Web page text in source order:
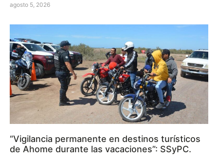
agosto 5, 2026
“Vigilancia permanente en destinos turísticos
de Ahome durante las vacaciones”: SSyPC.